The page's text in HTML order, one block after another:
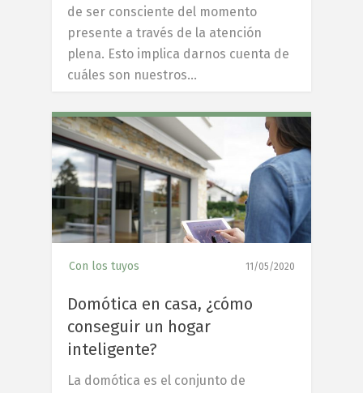
de ser consciente del momento
presente a través de la atención
plena. Esto implica darnos cuenta de
cuáles son nuestros…
Con los tuyos 11/05/2020
Domótica en casa, ¿cómo
conseguir un hogar
inteligente?
La domótica es el conjunto de
4